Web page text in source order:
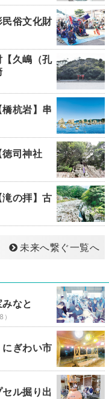
俗文化財
久嶋（孔
杭岩】串
徳司神社
の拝】古
未来へ繋ぐ一覧へ
なと
）
ぎわい市
ル掘り出